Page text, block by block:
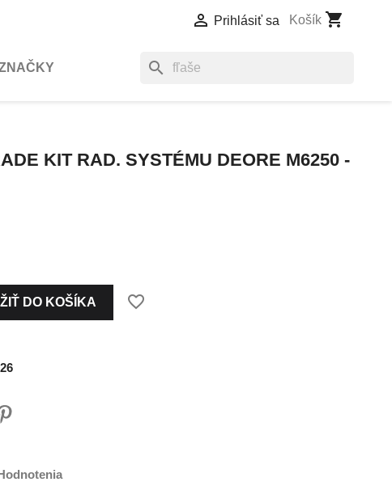
 Prihlásiť sa Košík shopping_cart
search
KIT RAD. SYSTÉMU DEORE M6250 -
DO KOŠÍKA
favorite_border